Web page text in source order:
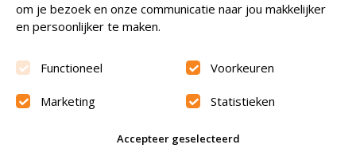
Beoordeling9.6
om je bezoek en onze communicatie naar jou makkelijker
en persoonlijker te maken.
Functioneel Voorkeuren
Marketing Statistieken
Accepteer geselecteerd